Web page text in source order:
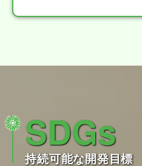
SDGs
持続可能な開発目標